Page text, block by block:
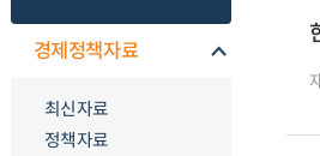
경제정책자료
최신자료
정책자료